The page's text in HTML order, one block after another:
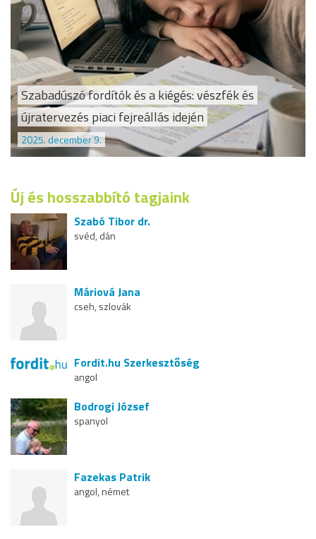
Szabadúszó fordítók és a kiégés: vészfék és
újratervezés piaci fejreállás idején
2025. december 9.
Új és hosszabbító tagjaink
Szabó Tibor dr.
svéd, dán
Máriová Jana
cseh, szlovák
Fordit.hu Szerkesztőség
angol
Bodrogi József
spanyol
Fazekas Patrik
angol, német